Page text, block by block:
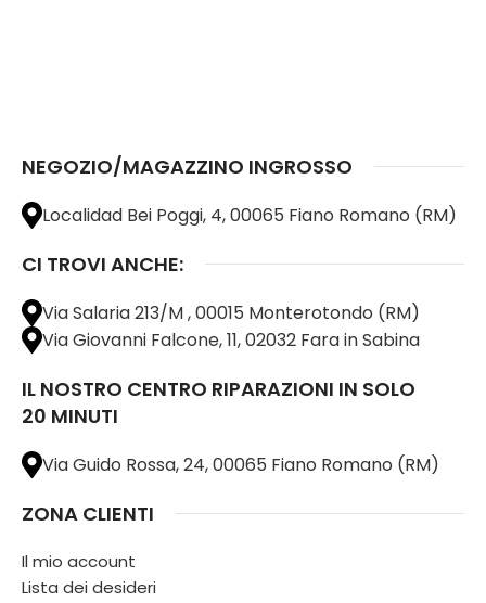
NEGOZIO/MAGAZZINO INGROSSO
Localidad Bei Poggi, 4, 00065 Fiano Romano (RM)
CI TROVI ANCHE:
Via Salaria 213/M , 00015 Monterotondo (RM)
Via Giovanni Falcone, 11, 02032 Fara in Sabina
IL NOSTRO CENTRO RIPARAZIONI IN SOLO
20 MINUTI
Via Guido Rossa, 24, 00065 Fiano Romano (RM)
ZONA CLIENTI
Il mio account
Lista dei desideri